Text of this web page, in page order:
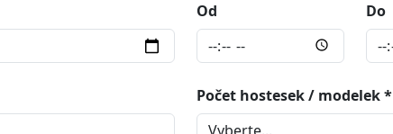
Od Do
Počet hostesek / modelek *